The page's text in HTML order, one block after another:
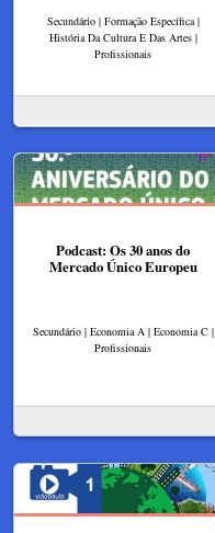
Secundário | Formação Específica |
História Da Cultura E Das Artes |
Profissionais
Podcast: Os 30 anos do
Mercado Único Europeu
Secundário | Economia A | Economia C |
Profissionais